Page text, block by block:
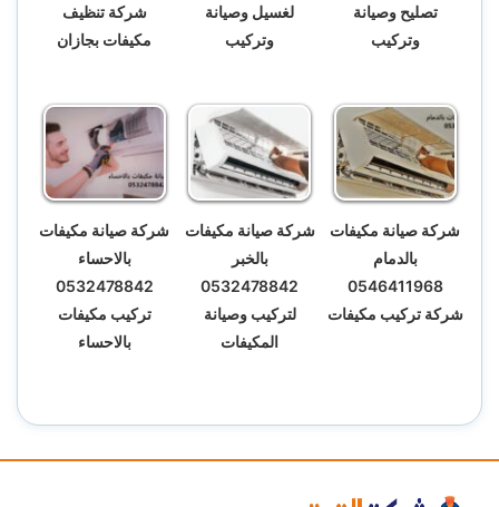
تصليح وصيانة
وتركيب
لغسيل وصيانة
وتركيب
شركة تنظيف
مكيفات بجازان
شركة صيانة مكيفات
بالدمام
0546411968
شركة تركيب مكيفات
شركة صيانة مكيفات
بالخبر
0532478842
لتركيب وصيانة
المكيفات
شركة صيانة مكيفات
بالاحساء
0532478842
تركيب مكيفات
بالاحساء